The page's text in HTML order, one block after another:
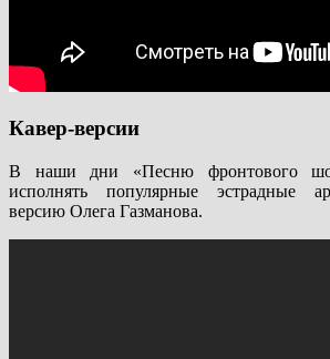
Кавер-версии
В наши дни «Песню фронтового
исполнять популярные эстрадные
версию Олега Газманова.